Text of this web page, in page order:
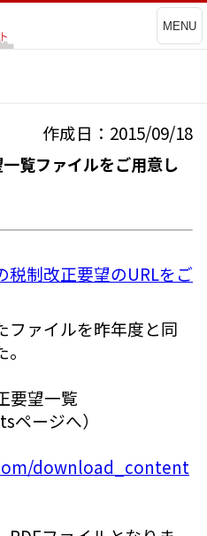
MENU
作成日：2015/09/18
覧ファイルをご用意し
税制改正要望のURLをご
ァイルを昨年度と同
要望一覧
ージへ）
download_content